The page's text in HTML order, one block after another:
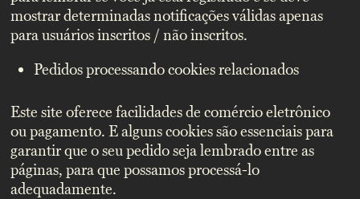
mostrar determinadas notificações válidas apenas
para usuários inscritos / não inscritos.
Pedidos processando cookies relacionados
Este site oferece facilidades de comércio eletrônico
ou pagamento. E alguns cookies são essenciais para
garantir que o seu pedido seja lembrado entre as
páginas, para que possamos processá-lo
adequadamente.